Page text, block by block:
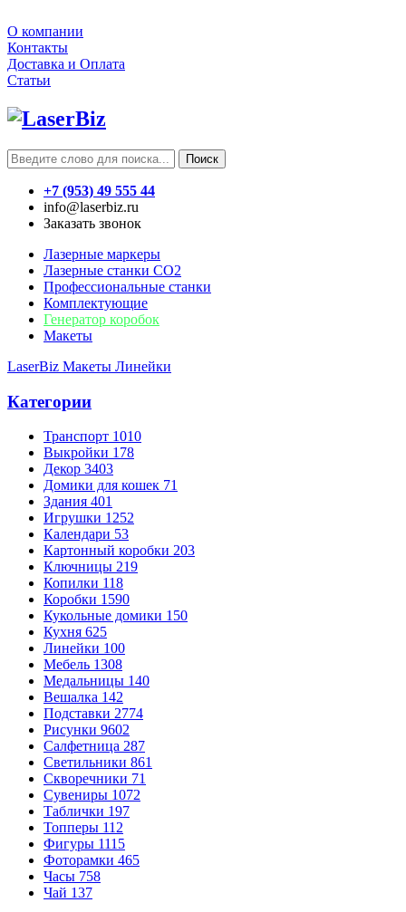
О компании
Контакты
Доставка и Оплата
Статьи
Поиск
+7 (953) 49 555 44
info@laserbiz.ru
Заказать звонок
Лазерные маркеры
Лазерные станки CO2
Профессиональные станки
Комплектующие
Генератор коробок
Макеты
LaserBiz Макеты Линейки
Категории
Транспорт 1010
Выкройки 178
Декор 3403
Домики для кошек 71
Здания 401
Игрушки 1252
Календари 53
Картонный коробки 203
Ключницы 219
Копилки 118
Коробки 1590
Кукольные домики 150
Кухня 625
Линейки 100
Мебель 1308
Медальницы 140
Вешалка 142
Подставки 2774
Рисунки 9602
Салфетница 287
Светильники 861
Скворечники 71
Сувениры 1072
Таблички 197
Топперы 112
Фигуры 1115
Фоторамки 465
Часы 758
Чай 137